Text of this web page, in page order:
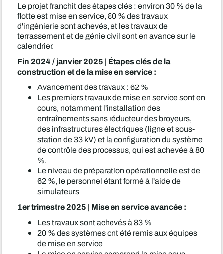
Le projet franchit des étapes clés : environ 30 % de la
flotte est mise en service, 80 % des travaux
d'ingénierie sont achevés, et les travaux de
terrassement et de génie civil sont en avance sur le
calendrier.
Fin 2024 / janvier 2025 | Étapes clés de la
construction et de la mise en service :
Avancement des travaux : 62 %
Les premiers travaux de mise en service sont en
cours, notamment l'installation des
entraînements sans réducteur des broyeurs,
des infrastructures électriques (ligne et sous-
station de 33 kV) et la configuration du système
de contrôle des processus, qui est achevée à 80
%.
Le niveau de préparation opérationnelle est de
62 %, le personnel étant formé à l'aide de
simulateurs
1er trimestre 2025 | Mise en service avancée :
Les travaux sont achevés à 83 %
20 % des systèmes ont été remis aux équipes
de mise en service